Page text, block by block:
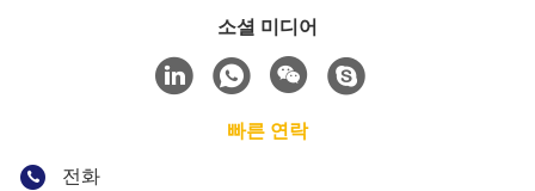
소셜 미디어
빠른 연락
전화